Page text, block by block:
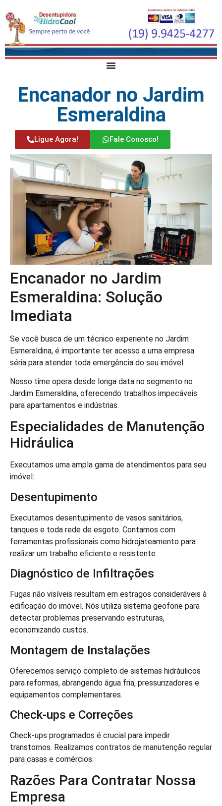
Encanador no Jardim
Esmeraldina
Ligue Agora! Fale Conosco!
Encanador no Jardim
Esmeraldina: Solução
Imediata
Se você busca de um técnico experiente no Jardim
Esmeraldina, é importante ter acesso a uma empresa
séria para atender toda emergência do seu imóvel.
Nosso time opera desde longa data no segmento no
Jardim Esmeraldina, oferecendo trabalhos impecáveis
para apartamentos e indústrias.
Especialidades de Manutenção
Hidráulica
Executamos uma ampla gama de atendimentos para seu
imóvel:
Desentupimento
Executamos desentupimento de vasos sanitários,
tanques e toda rede de esgoto. Contamos com
ferramentas profissionais como hidrojateamento para
realizar um trabalho eficiente e resistente.
Diagnóstico de Infiltrações
Fugas não visíveis resultam em estragos consideráveis à
edificação do imóvel. Nós utiliza sistema geofone para
detectar problemas preservando estruturas,
economizando custos.
Montagem de Instalações
Oferecemos serviço completo de sistemas hidráulicos
para reformas, abrangendo água fria, pressurizadores e
equipamentos complementares.
Check-ups e Correções
Check-ups programados é crucial para impedir
transtornos. Realizamos contratos de manutenção regular
para casas e comércios.
Razões Para Contratar Nossa
Empresa